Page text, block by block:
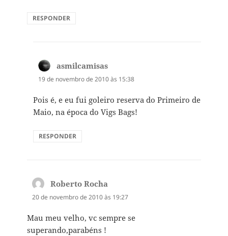
RESPONDER
asmilcamisasdisse:
19 de novembro de 2010 às 15:38
Pois é, e eu fui goleiro reserva do Primeiro de
Maio, na época do Vigs Bags!
RESPONDER
Roberto Rocha
20 de novembro de 2010 às 19:27
Mau meu velho, vc sempre se
superando,parabéns !